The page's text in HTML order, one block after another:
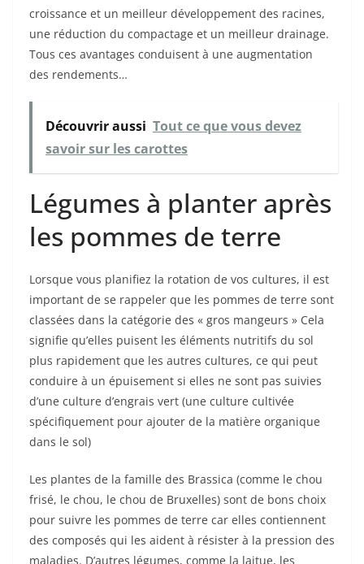
croissance et un meilleur développement des racines,
une réduction du compactage et un meilleur drainage.
Tous ces avantages conduisent à une augmentation
des rendements…
Découvrir aussi Tout ce que vous devez
savoir sur les carottes
Légumes à planter après
les pommes de terre
Lorsque vous planifiez la rotation de vos cultures, il est
important de se rappeler que les pommes de terre sont
classées dans la catégorie des « gros mangeurs » Cela
signifie qu’elles puisent les éléments nutritifs du sol
plus rapidement que les autres cultures, ce qui peut
conduire à un épuisement si elles ne sont pas suivies
d’une culture d’engrais vert (une culture cultivée
spécifiquement pour ajouter de la matière organique
dans le sol)
Les plantes de la famille des Brassica (comme le chou
frisé, le chou, le chou de Bruxelles) sont de bons choix
pour suivre les pommes de terre car elles contiennent
des composés qui les aident à résister à la pression des
maladies. D’autres légumes, comme la laitue, les